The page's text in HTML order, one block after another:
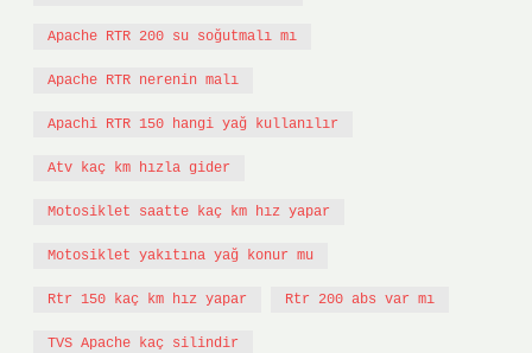
Apache RTR 200 su soğutmalı mı
Apache RTR nerenin malı
Apachi RTR 150 hangi yağ kullanılır
Atv kaç km hızla gider
Motosiklet saatte kaç km hız yapar
Motosiklet yakıtına yağ konur mu
Rtr 150 kaç km hız yapar Rtr 200 abs var mı
TVS Apache kaç silindir